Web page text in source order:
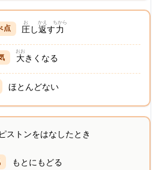
圧
お
し返
かえ
す 力
ちから
大
おお
きくなる
ほとんどない
ピストンをはなしたとき
もとにもどる